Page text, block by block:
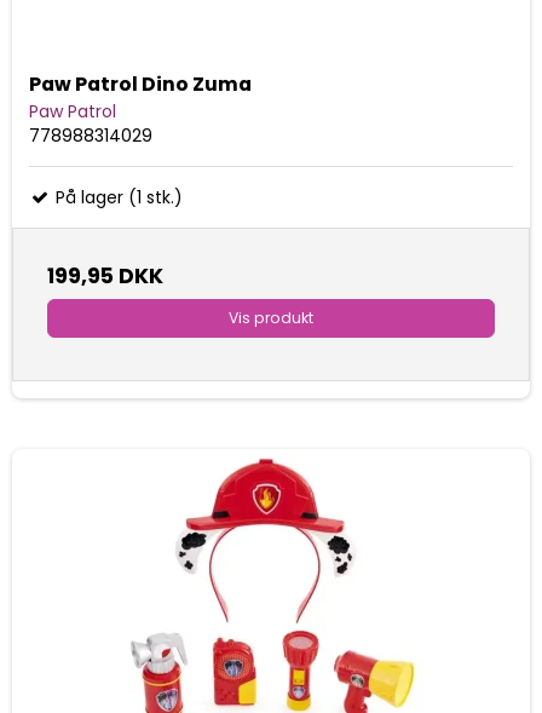
Paw Patrol Dino Zuma
Paw Patrol
778988314029
På lager (1 stk.)
199,95 DKK
Vis produkt